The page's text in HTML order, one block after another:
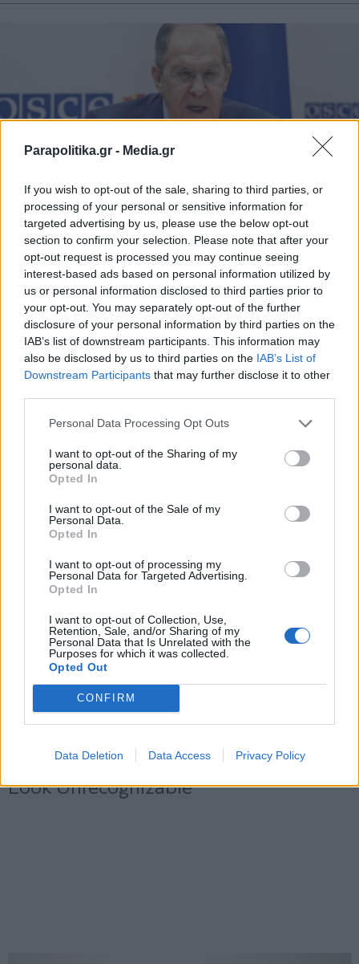
Parapolitika.gr - Media.gr
If you wish to opt-out of the sale, sharing to third parties, or
processing of your personal or sensitive information for
targeted advertising by us, please use the below opt-out
section to confirm your selection. Please note that after your
opt-out request is processed you may continue seeing
interest-based ads based on personal information utilized by
us or personal information disclosed to third parties prior to
your opt-out. You may separately opt-out of the further
disclosure of your personal information by third parties on the
IAB’s list of downstream participants. This information may
also be disclosed by us to third parties on the IAB’s List of
Downstream Participants that may further disclose it to other
Personal Data Processing Opt Outs
I want to opt-out of the Sharing of my
personal data.
Opted In
I want to opt-out of the Sale of my
Personal Data.
Opted In
I want to opt-out of processing my
Personal Data for Targeted Advertising.
Opted In
I want to opt-out of Collection, Use,
Retention, Sale, and/or Sharing of my
Personal Data that Is Unrelated with the
Purposes for which it was collected.
Opted Out
CONFIRM
Data Deletion Data Access Privacy Policy
ΔΙΕΘΝΗ
21.10.2025 17:38
PARAPOLITIKA NEWSROOM
Ο Λαβρόφ απορρίπτει άμεση εκεχειρία
στην Ουκρανία - "Aυτό που χρειάζεται
είναι μια διαρκής και βιώσιμη ειρήνη, όχι
μια προσωρινή ανακωχή"
Εγγραφή στο newsletter
Αποδέχομαι τους
και την πολιτική απορρήτου
X